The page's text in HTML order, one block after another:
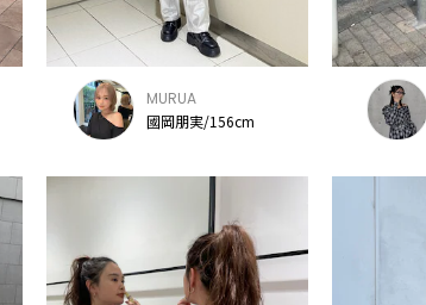
MURUA
國岡朋実/156cm